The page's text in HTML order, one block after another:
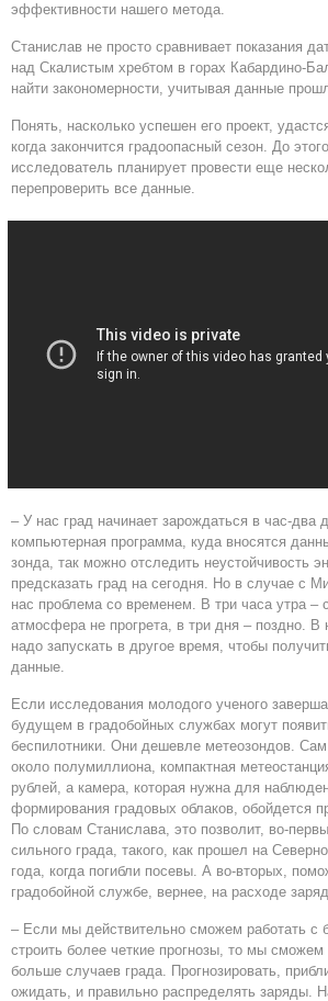
эффективности нашего метода.
Станислав не просто сравнивает показания
над Скалистым хребтом в горах Кабардино-
найти закономерности, учитывая данные
Понять, насколько успешен его проект,
когда закончится градоопасный сезон. До
исследователь планирует провести еще
перепроверить все данные.
– У нас град начинает зарождаться в час-два
компьютерная программа, куда вносятся
зонда, так можно отследить неустойчивость
предсказать град на сегодня. Но в случае с
нас проблема со временем. В три часа утра
атмосфера не прогрета, в три дня – поздно. В
надо запускать в другое время, чтобы
данные.
Если исследования молодого ученого
будущем в градобойных службах могут
беспилотники. Они дешевле метеозондов. Сам
около полумиллиона, компактная
рублей, а камера, которая нужна для
формирования градовых облаков, обойдется
По словам Станислава, это позволит, во-
сильного града, такого, как прошел на
года, когда погибли посевы. А во-вторых,
градобойной службе, вернее, на расходе
– Если мы действительно сможем работать с
строить более четкие прогнозы, то мы
больше случаев града. Прогнозировать,
ожидать, и правильно распределять заряды.